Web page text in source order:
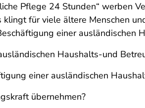
Pflege 24 Stunden“ werben
für viele ältere Menschen
einer ausländischen
Haushalts-und
einer ausländischen
übernehmen?